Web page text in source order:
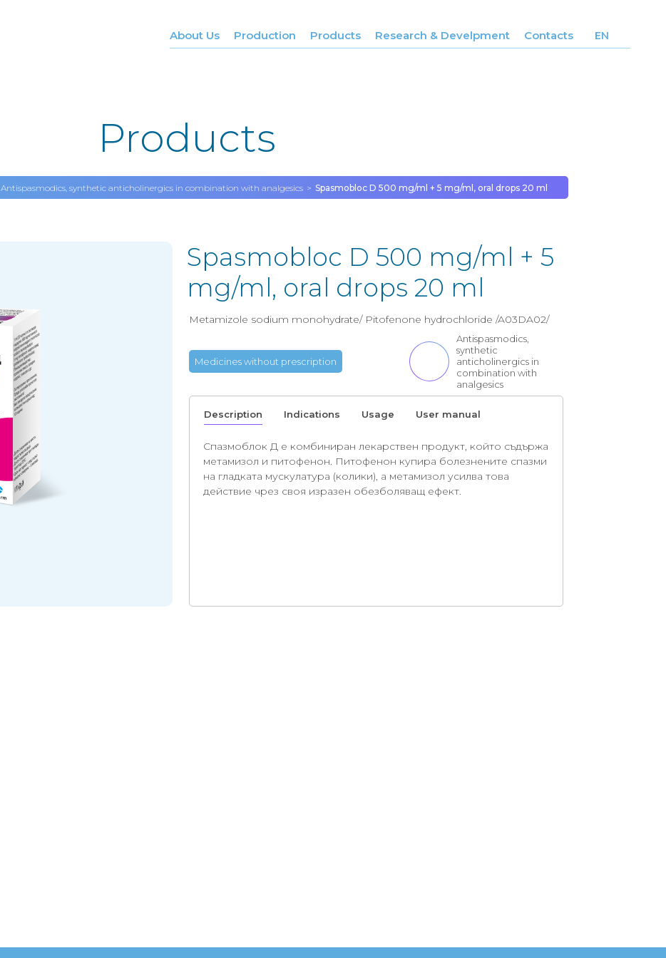
About Us Production Products Research & Develpment Contacts EN
Products
Antispasmodics, synthetic anticholinergics in combination with analgesics Spasmobloc D 500 mg/ml + 5 mg/ml, oral drops 20 ml
Spasmobloc D 500 mg/ml + 5
mg/ml, oral drops 20 ml
Metamizole sodium monohydrate/ Pitofenone hydrochloride /A03DA02/
Medicines without prescription
Antispasmodics,
synthetic
anticholinergics in
combination with
analgesics
Description Indications Usage User manual
Спазмоблок Д е комбиниран лекарствен продукт, който съдържа
метамизол и питофенон. Питофенон купира болезнените спазми
на гладката мускулатура (колики), а метамизол усилва това
действие чрез своя изразен обезболяващ ефект.